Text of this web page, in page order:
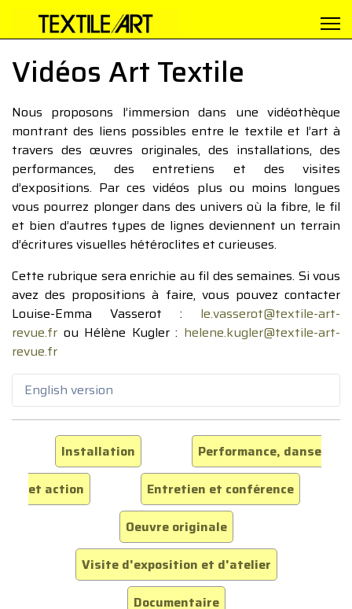
Vidéos Art Textile
Nous proposons l’immersion dans une vidéothèque
montrant des liens possibles entre le textile et l’art à
travers des œuvres originales, des installations, des
performances, des entretiens et des visites
d’expositions. Par ces vidéos plus ou moins longues
vous pourrez plonger dans des univers où la fibre, le fil
et bien d’autres types de lignes deviennent un terrain
d’écritures visuelles hétéroclites et curieuses.
Cette rubrique sera enrichie au fil des semaines. Si vous
avez des propositions à faire, vous pouvez contacter
Louise-Emma Vasserot : le.vasserot@textile-art-
revue.fr ou Hélène Kugler : helene.kugler@textile-art-
revue.fr
English version
Installation
Performance, danse
et action
Entretien et conférence
Oeuvre originale
Visite d'exposition et d'atelier
Documentaire